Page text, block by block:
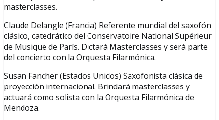
masterclasses.
Claude Delangle (Francia) Referente mundial del saxofón
clásico, catedrático del Conservatoire National Supérieur
de Musique de París. Dictará Masterclasses y será parte
del concierto con la Orquesta Filarmónica.
Susan Fancher (Estados Unidos) Saxofonista clásica de
proyección internacional. Brindará masterclasses y
actuará como solista con la Orquesta Filarmónica de
Mendoza.